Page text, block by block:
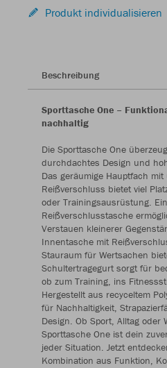
Produkt individualisieren
Beschreibung
Sporttasche One –
nachhaltig
Die Sporttasche One
durchdachtes Design und
Das geräumige Hauptfach
Reißverschluss bietet viel
oder Trainingsausrüstung.
Reißverschlusstasche
Verstauen kleinerer
Innentasche mit
Stauraum für Wertsachen
Schultertragegurt sorgt für
ob zum Training, ins
Hergestellt aus recyceltem
für Nachhaltigkeit,
Design. Ob Sport, Alltag oder
Sporttasche One ist dein
jeder Situation. Jetzt
Kombination aus Funktion,